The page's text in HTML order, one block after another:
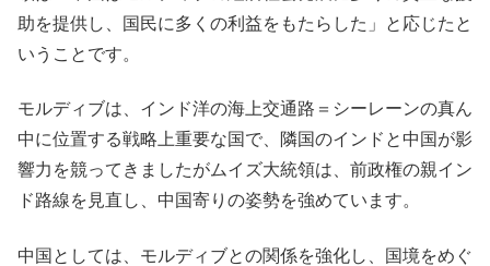
助を提供し、国民に多くの利益をもたらした」と応じたと
いうことです。
モルディブは、インド洋の海上交通路＝シーレーンの真ん
中に位置する戦略上重要な国で、隣国のインドと中国が影
響力を競ってきましたがムイズ大統領は、前政権の親イン
ド路線を見直し、中国寄りの姿勢を強めています。
中国としては、モルディブとの関係を強化し、国境をめぐ